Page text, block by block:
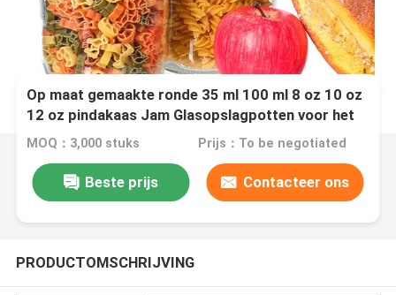
Op maat gemaakte ronde 35 ml 100 ml 8 oz 10 oz
12 oz pindakaas Jam Glasopslagpotten voor het
opslaan van voedsel
MOQ：3,000 stuks Prijs：To be negotiated
Beste prijs Contacteer ons
PRODUCTOMSCHRIJVING